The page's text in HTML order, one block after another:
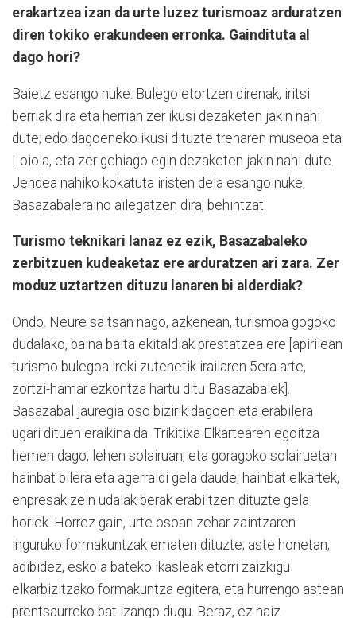
erakartzea izan da urte luzez turismoaz arduratzen
diren tokiko erakundeen erronka. Gaindituta al
dago hori?
Baietz esango nuke. Bulego etortzen direnak, iritsi
berriak dira eta herrian zer ikusi dezaketen jakin nahi
dute; edo dagoeneko ikusi dituzte trenaren museoa eta
Loiola, eta zer gehiago egin dezaketen jakin nahi dute.
Jendea nahiko kokatuta iristen dela esango nuke,
Basazabaleraino ailegatzen dira, behintzat.
Turismo teknikari lanaz ez ezik, Basazabaleko
zerbitzuen kudeaketaz ere arduratzen ari zara. Zer
moduz uztartzen dituzu lanaren bi alderdiak?
Ondo. Neure saltsan nago, azkenean, turismoa gogoko
dudalako, baina baita ekitaldiak prestatzea ere [apirilean
turismo bulegoa ireki zutenetik irailaren 5era arte,
zortzi-hamar ezkontza hartu ditu Basazabalek].
Basazabal jauregia oso bizirik dagoen eta erabilera
ugari dituen eraikina da. Trikitixa Elkartearen egoitza
hemen dago, lehen solairuan, eta goragoko solairuetan
hainbat bilera eta agerraldi gela daude; hainbat elkartek,
enpresak zein udalak berak erabiltzen dituzte gela
horiek. Horrez gain, urte osoan zehar zaintzaren
inguruko formakuntzak ematen dituzte; aste honetan,
adibidez, eskola bateko ikasleak etorri zaizkigu
elkarbizitzako formakuntza egitera, eta hurrengo astean
prentsaurreko bat izango dugu. Beraz, ez naiz